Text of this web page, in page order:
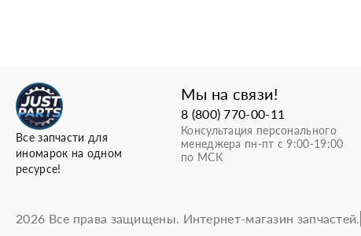
Все запчасти для
иномарок на одном
ресурсе!
Мы на связи!
8 (800) 770-00-11
Консультация персонального
менеджера пн-пт с 9:00-19:00
по МСК
2026 Все права защищены. Интернет-магазин запчастей.